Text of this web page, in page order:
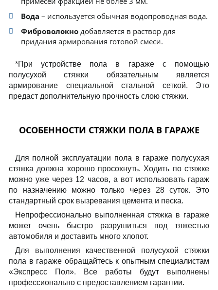
Вода – используется обычная водопроводная вода.
Фиброволокно добавляется в раствор для
придания армирования готовой смеси.
*При устройстве пола в гараже с помощью
полусухой стяжки обязательным является
армирование специальной стальной сеткой. Это
предаст дополнительную прочность слою стяжки.
ОСОБЕННОСТИ СТЯЖКИ ПОЛА В ГАРАЖЕ
Для полной эксплуатации пола в гараже полусухая
стяжка должна хорошо просохнуть. Ходить по стяжке
можно уже через 12 часов, а вот использовать гараж
по назначению можно только через 28 суток. Это
стандартный срок вызревания цемента и песка.
Непрофессионально выполненная стяжка в гараже
может очень быстро разрушиться под тяжестью
автомобиля и доставить много хлопот.
Для выполнения качественной полусухой стяжки
пола в гараже обращайтесь к опытным специалистам
«Экспресс Пол». Все работы будут выполнены
профессионально с предоставлением гарантии.